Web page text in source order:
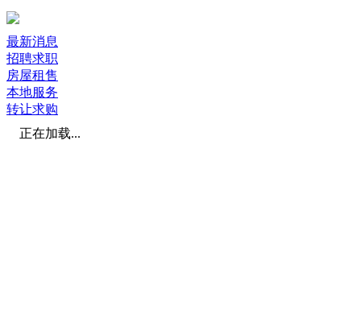
最新消息
招聘求职
房屋租售
本地服务
转让求购
正在加载...